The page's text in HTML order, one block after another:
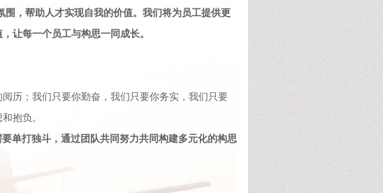
，帮助人才实现自我的价值。我们将为员工提供更
让每一个员工与构思一同成长。
历；我们只要你勤奋，我们只要你务实，我们只要
抱负。
单打独斗，通过团队共同努力共同构建多元化的构思